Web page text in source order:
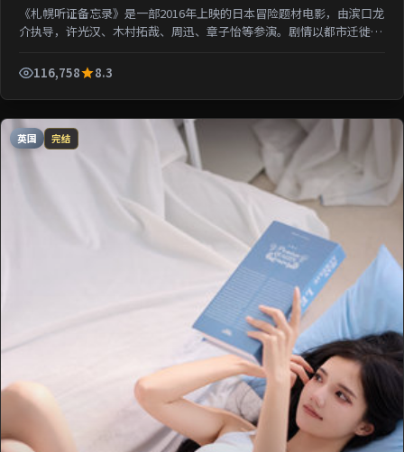
《札幌听证备忘录》是一部2016年上映的日本冒险题材电影，由滨口龙
介执导，许光汉、木村拓哉、周迅、章子怡等参演。剧情以都市迁徙为
116,758
8.3
英国 完结